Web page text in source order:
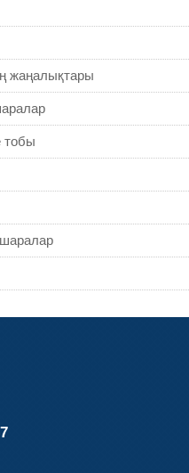
жаңалықтары
тобы